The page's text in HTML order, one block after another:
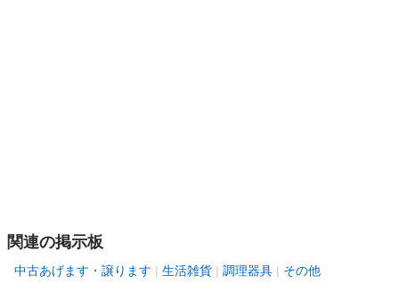
関連の掲示板
中古あげます・譲ります 生活雑貨 調理器具 その他